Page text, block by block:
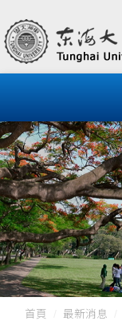
首頁 最新消息